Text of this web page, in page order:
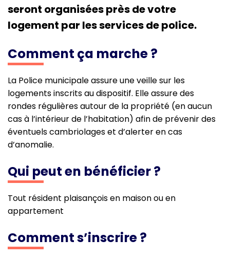
seront organisées près de votre
logement par les services de police.
Comment ça marche ?
La Police municipale assure une veille sur les
logements inscrits au dispositif. Elle assure des
rondes régulières autour de la propriété (en aucun
cas à l’intérieur de l’habitation) afin de prévenir des
éventuels cambriolages et d’alerter en cas
d’anomalie.
Qui peut en bénéficier ?
Tout résident plaisançois en maison ou en
appartement
Comment s’inscrire ?